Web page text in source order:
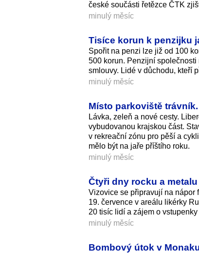
české součásti řetězce ČTK
minulý měsíc
Tisíce korun k penzijku
Spořit na penzi lze již od 100
500 korun. Penzijní
smlouvy. Lidé v důchodu, kteří
minulý měsíc
Místo parkoviště
Lávka, zeleň a nové cesty.
vybudovanou krajskou část.
v rekreační zónu pro pěší a
mělo být na jaře příštího roku.
minulý měsíc
Čtyři dny rocku a
Vizovice se připravují na nápor
19. července v areálu likérky
20 tisíc lidí a zájem o
minulý měsíc
Bombový útok v